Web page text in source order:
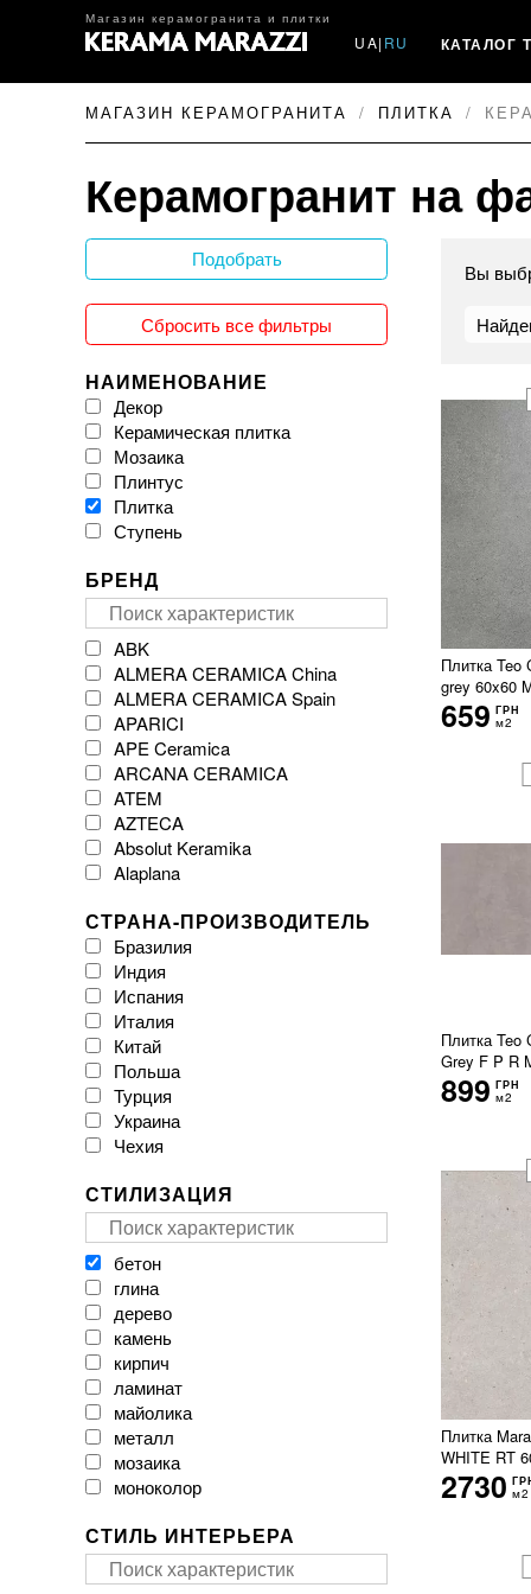
Магазин керамогранита и плитки
UA| RU КАТАЛОГ
МАГАЗИН КЕРАМОГРАНИТА ПЛИТКА
Керамогранит на
Вы
Плитка Teo
grey 60x60
659 ГРН
м2
Плитка Teo
Grey F P R
899 ГРН
м2
Плитка
WHITE RT
2730 м2
Подобрать
Сбросить все фильтры
НАИМЕНОВАНИЕ
Декор
Керамическая плитка
Мозаика
Плинтус
Плитка
Ступень
БРЕНД
ABK
ALMERA CERAMICA China
ALMERA CERAMICA Spain
APARICI
APE Ceramica
ARCANA CERAMICA
ATEM
AZTECA
Absolut Keramika
Alaplana
Arklam
Atlas Concorde
Atrium
Azulejos Benadresa
BESTILE
Baldocer
CAESAR
CASA CERAMICA
CERACASA CERAMICA
CERAMA MARKET
CERAMICHE BRENNERO
CasaInfinita
Ceramica Santa Claus
Ceramika Color
Ceramika Gres
Ceramika Konskie
Cerpa
Cerrad
Cersanit
Cicogres
Click Ceramica
Cristal Ceramica
Dual Gres
EXAGRES
Ecoceramic
СТРАНА-ПРОИЗВОДИТЕЛЬ
Бразилия
Индия
Испания
Италия
Китай
Польша
Турция
Украина
Чехия
СТИЛИЗАЦИЯ
бетон
глина
дерево
камень
кирпич
ламинат
майолика
металл
мозаика
моноколор
оникс
паркет
пэчворк
СТИЛЬ ИНТЕРЬЕРА